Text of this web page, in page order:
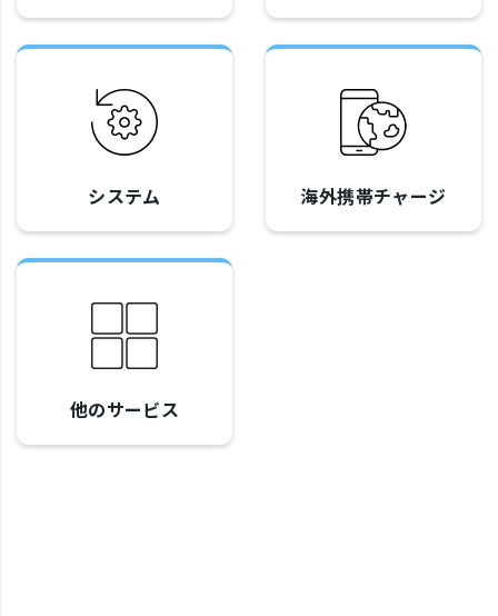
システム 海外携帯チャージ
他のサービス